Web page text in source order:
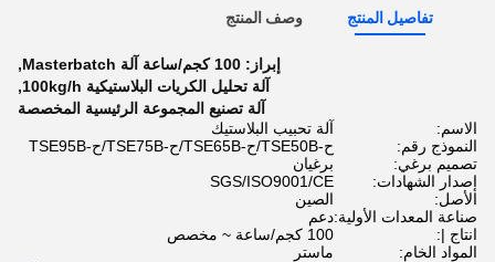
تفاصيل المنتج وصف المنتج
إبراز: 100 كجم/ساعة آلة Masterbatch
,
آلة تحليل الكريات البلاستيكية 100kg/h
,
آلة تصنيع المجموعة الرئيسية المخصصة
الاسم:
آلة تحبيب البلاستيك
النموذج رقم:
ح-TSE50B/ح-TSE65B/ح-TSE75B/ح-TSE95B
تصميم برغي:
برغيان
إصدار الشهادات:
SGS/ISO9001/CE
الأصل:
الصين
صناعة المعدات الأولية:دعم
انتاج |:
100 كجم/ساعة ~ مخصص
المواد الخام:
ماستر